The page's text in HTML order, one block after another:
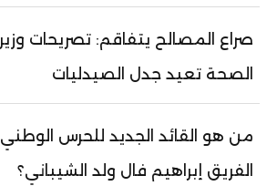
أحمد هارون الشيخ سيديا
أحمد ولد آبه
أحمد ولد الديه
أحمد ولد السالك
صراع المصالح يتفاقم: تصريحات وزير
الصحة تعيد جدل الصيدليات
من هو القائد الجديد للحرس الوطني
الفريق إبراهيم فال ولد الشيباني؟